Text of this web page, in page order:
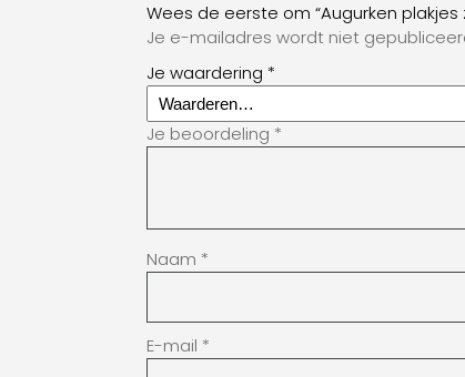
Wees de eerste om “Augurken
Je e-mailadres wordt niet
Je waardering *
Je beoordeling *
Naam *
E-mail *